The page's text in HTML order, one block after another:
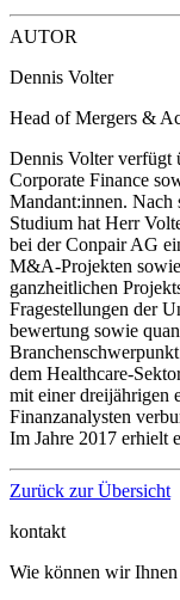
AUTOR
Dennis Volter
Head of Mergers &
Dennis Volter verfügt
Corporate Finance
Mandant:innen. Nach
Studium hat Herr
bei der Conpair AG
M&A-Projekten
ganzheitlichen
Fragestellungen der
bewertung sowie
dem Healthcare-
mit einer dreijährigen
Finanzanalysten
Im Jahre 2017 erhielt
Zurück zur Übersicht
kontakt
Wie können wir